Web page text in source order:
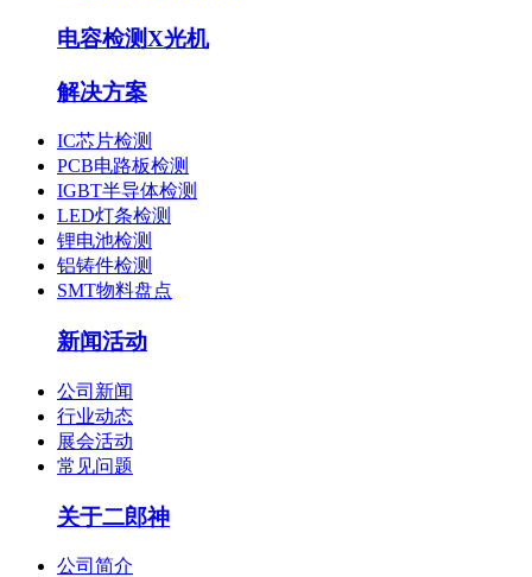
电容检测X光机
解决方案
IC芯片检测
PCB电路板检测
IGBT半导体检测
LED灯条检测
锂电池检测
铝铸件检测
SMT物料盘点
新闻活动
公司新闻
行业动态
展会活动
常见问题
关于二郎神
公司简介